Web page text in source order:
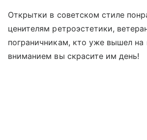
Открытки в советском стиле
ценителям ретроэстетики,
пограничникам, кто уже вышел
вниманием вы скрасите им день!